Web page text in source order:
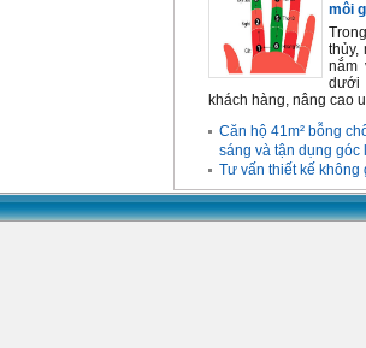
môi
thủy,
nắm
dưới
khách hàng, nâng cao
Căn hộ 41m² bỗng
sáng và tận dụng góc
Tư vấn thiết kế không